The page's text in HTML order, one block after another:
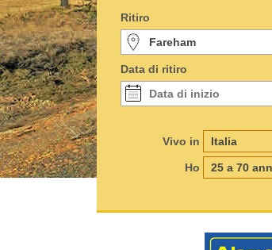
Ritiro
Data di ritiro
Vivo in
Ho